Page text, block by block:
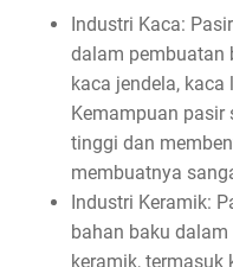
Industri Kaca:
dalam pembuatan
kaca jendela,
Kemampuan
tinggi dan
membuatnya
Industri Keramik:
bahan baku
keramik, termasuk